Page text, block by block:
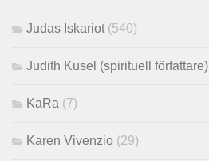
Judas Iskariot (540)
Judith Kusel (spirituell författare)
KaRa (7)
Karen Vivenzio (29)